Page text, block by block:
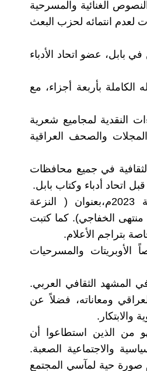
الغنائية والمسرحية
لعدم انتمائه لحزب البعث
بابل، عضو اتحاد الأدباء
واعماله الكاملة بأربعة أجزاء، مع
النقدية لمجاميع شعرية
والصحف العراقية
في جميع محافظات
اتحاد أدباء وكتاب بابل.
-كُتبَت عنه رسالة الماجستير في جامعة بابل لسنة 2023م،بعنوان ( النزعة
الخفاجي). كما كتبت
بتراجم الأعلام.
والمسرحيات
المشهد الثقافي العربي.
ومعاناته، فضلاً عن
والابتكار.
من الذين استطاعوا أن
والاجتماعية الصعبة.
صورة حية لمآسي المجتمع